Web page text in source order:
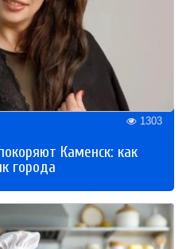
1303
Каменск: как
города